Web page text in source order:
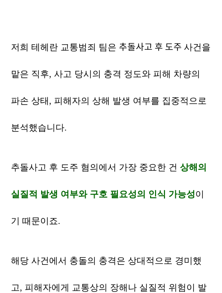
저희 테헤란 교통범죄 팀은 추돌사고 후 도주사건을
맡은 직후, 사고 당시의 충격 정도와 피해 차량의
파손 상태, 피해자의 상해 발생 여부를 집중적으로
분석했습니다.
추돌사고 후 도주 혐의에서 가장 중요한 건상해의
실질적 발생 여부와 구호 필요성의 인식 가능성이
기 때문이죠.
해당 사건에서 충돌의 충격은 상대적으로 경미했
고, 피해자에게 교통상의 장해나 실질적 위험이 발